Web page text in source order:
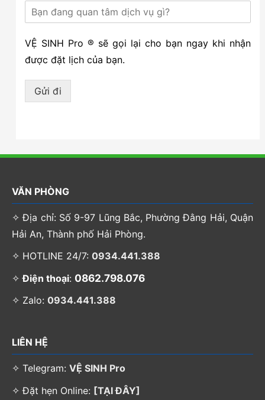
VỆ SINH Pro ® sẽ gọi lại cho bạn ngay khi nhận
được đặt lịch của bạn.
Gửi đi
VĂN PHÒNG
✧ Địa chỉ: Số 9-97 Lũng Bắc, Phường Đằng Hải, Quận
Hải An, Thành phố Hải Phòng.
✧ HOTLINE 24/7: 0934.441.388
✧Điện thoại: 0862.798.076
✧ Zalo: 0934.441.388
LIÊN HỆ
✧ Telegram: VỆ SINH Pro
✧ Đặt hẹn Online: [TẠI ĐÂY]